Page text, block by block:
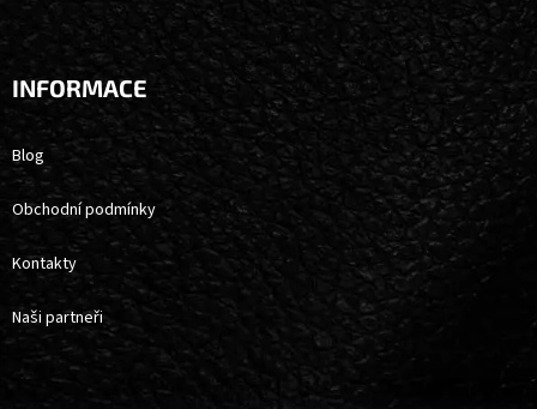
INFORMACE
Blog
Obchodní podmínky
Kontakty
Naši partneři